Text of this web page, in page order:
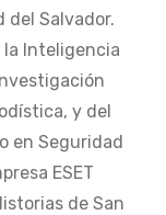
del Salvador.
la Inteligencia
y del
en Seguridad
ESET
de San